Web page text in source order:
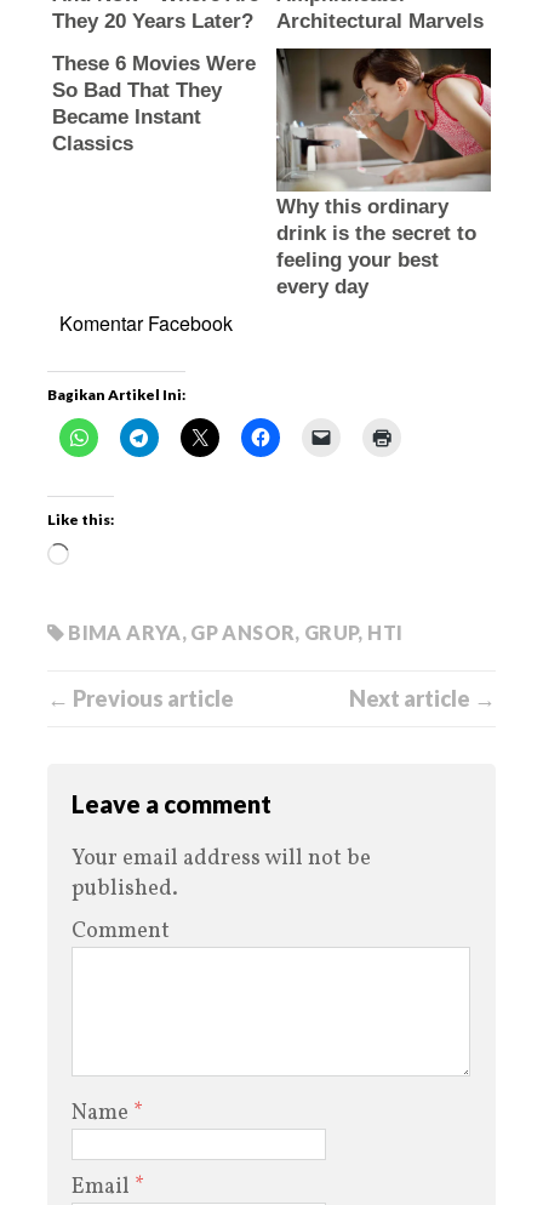
Komentar Facebook
Bagikan Artikel Ini:
Like this:
BIMA ARYA, GP ANSOR, GRUP, HTI
← Previous article Next article →
Leave a comment
Your email address will not be
published.
Comment
Name *
Email *